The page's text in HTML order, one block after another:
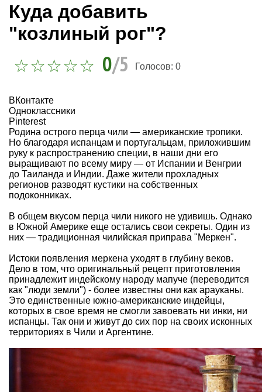
Куда добавить
"козлиный рог"?
0/5 Голосов: 0
ВКонтакте
Одноклассники
Pinterest
Родина острого перца чили — американские тропики.
Но благодаря испанцам и португальцам, приложившим
руку к распространению специи, в наши дни его
выращивают по всему миру — от Испании и Венгрии
до Таиланда и Индии. Даже жители прохладных
регионов разводят кустики на собственных
подоконниках.
В общем вкусом перца чили никого не удивишь. Однако
в Южной Америке еще остались свои секреты. Один из
них — традиционная чилийская приправа "Меркен".
Истоки появления меркена уходят в глубину веков.
Дело в том, что оригинальный рецепт приготовления
принадлежит индейскому народу мапуче (переводится
как "люди земли") - более известны они как арауканы.
Это единственные южно-американские индейцы,
которых в свое время не смогли завоевать ни инки, ни
испанцы. Так они и живут до сих пор на своих исконных
территориях в Чили и Аргентине.